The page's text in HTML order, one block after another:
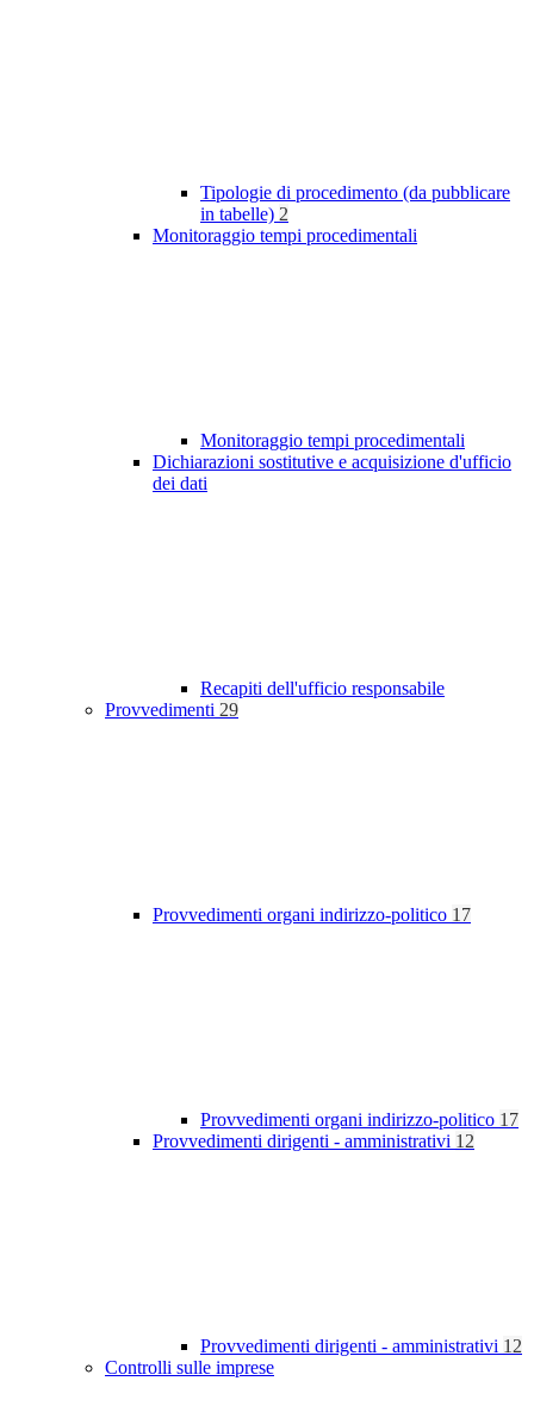
Tipologie di procedimento (da pubblicare
in tabelle) 2
Monitoraggio tempi procedimentali
Monitoraggio tempi procedimentali
Dichiarazioni sostitutive e acquisizione d'ufficio
dei dati
Recapiti dell'ufficio responsabile
Provvedimenti 29
Provvedimenti organi indirizzo-politico 17
Provvedimenti organi indirizzo-politico 17
Provvedimenti dirigenti - amministrativi 12
Provvedimenti dirigenti - amministrativi 12
Controlli sulle imprese